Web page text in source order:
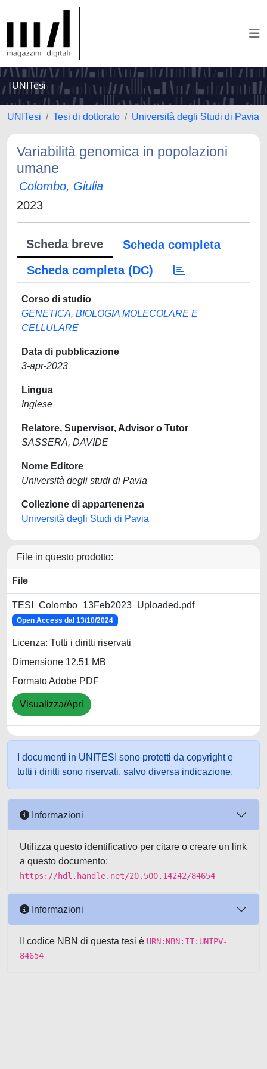
UNITesi
UNITesi Tesi di dottorato Università degli Studi di Pavia
Variabilità genomica in popolazioni
umane
Colombo, Giulia
2023
Scheda breve
Scheda completa
Scheda completa (DC)
Corso di studio
GENETICA, BIOLOGIA MOLECOLARE E
CELLULARE
Data di pubblicazione
3-apr-2023
Lingua
Inglese
Relatore, Supervisor, Advisor o Tutor
SASSERA, DAVIDE
Nome Editore
Università degli studi di Pavia
Collezione di appartenenza
Università degli Studi di Pavia
File in questo prodotto:
File
TESI_Colombo_13Feb2023_Uploaded.pdf
Open Access dal 13/10/2024
Licenza: Tutti i diritti riservati
Dimensione 12.51 MB
Formato Adobe PDF
Visualizza/Apri
I documenti in UNITESI sono protetti da copyright e
tutti i diritti sono riservati, salvo diversa indicazione.
Informazioni
Utilizza questo identificativo per citare o creare un link
a questo documento:
https://hdl.handle.net/20.500.14242/84654
Informazioni
Il codice NBN di questa tesi è URN:NBN:IT:UNIPV-
84654